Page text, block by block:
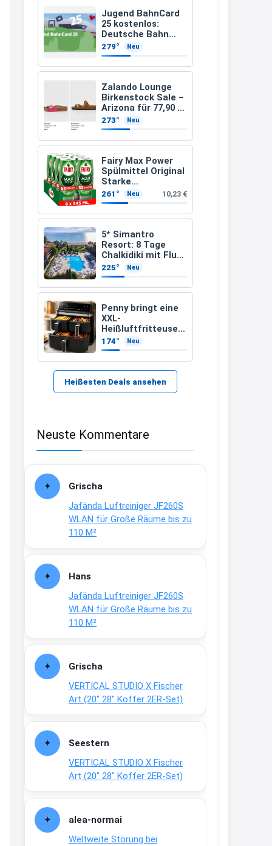
Jugend BahnCard
25 kostenlos:
Deutsche Bahn
verschenkt
BahnCard an
Kinder und
Jugendliche
279° Neu
Zalando Lounge
Birkenstock Sale –
Arizona für 77,90 €
statt 120 €
273° Neu
Fairy Max Power
Spülmittel Original
Starke
Fettlösekraft
(8x545ml)
261° Neu 10,23 €
5* Simantro
Resort: 8 Tage
Chalkidiki mit Flug
& Frühstück für
389 €
225° Neu
Penny bringt eine
XXL-
Heißluftfritteuse
für 89,99 Euro – mit
einem besonderen
Vorteil
174° Neu
Heißesten Deals ansehen
Neuste Kommentare
Grischa
Jafända Luftreiniger JF260S
WLAN für Große Räume bis zu
110 M²
Hans
Jafända Luftreiniger JF260S
WLAN für Große Räume bis zu
110 M²
Grischa
VERTICAL STUDIO X Fischer
Art (20″ 28″ Koffer 2ER-Set)
Seestern
VERTICAL STUDIO X Fischer
Art (20″ 28″ Koffer 2ER-Set)
alea-normai
Weltweite Störung bei
müsste schon stornieren und
nochmal bestellen, da man
Rabattcodes oder auch
Warenkorb oder an der Kasse
VOR dem Kauf einlösen kann.
17:06
↩
Och siche den Gutschein
fürmeggelebaguetts
Kerstin
Meggle bagett Gutschein code
21:37
↩
Kerstin
Bei EDEKA
↩
29.07www.haribo.com/de-
↩
Joachim
Ab diesem Jahr gibt es keine
Fielmann-Blinkis mehr / wurde
www.fielmann-
group.com/blinkis...
13:44
dich zu sehen, alles gut?
15:01
An 01.08. / Sensodyne Rabatt 3€
/ max. 15.000www.erlebe-
↩